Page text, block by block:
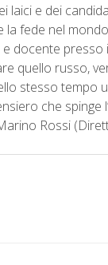
e dei
fede nel
docente
quello russo,
stesso
che
Rossi